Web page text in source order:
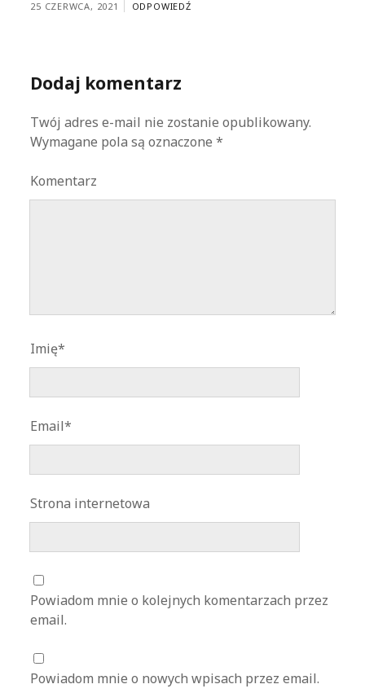
25 CZERWCA, 2021 ODPOWIEDŹ
Dodaj komentarz
Twój adres e-mail nie zostanie opublikowany.
Wymagane pola są oznaczone*
Komentarz
Imię*
Email*
Strona internetowa
Powiadom mnie o kolejnych komentarzach przez
email.
Powiadom mnie o nowych wpisach przez email.